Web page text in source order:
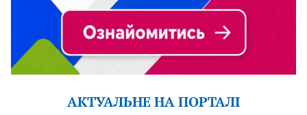
АКТУАЛЬНЕ НА ПОРТАЛІ